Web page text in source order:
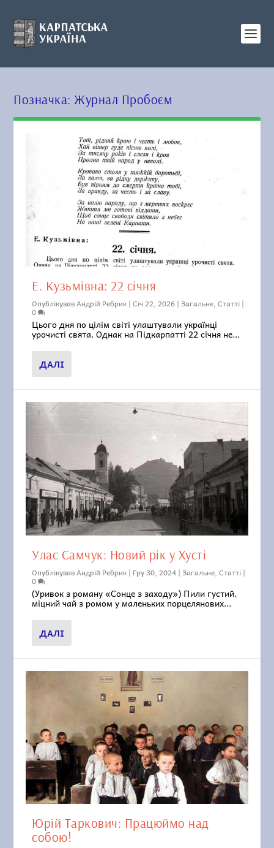
Позначка: Журнал Пробоєм
Е. Кузьмівна: 22 січня
ОпублікувавАндрій Ребрик |Січ 22, 2026 |Загальне,Статті |
0
Цього дня по цілім світі улаштували українці
урочисті свята. Однак на Підкарпатті 22 січня не...
ДАЛІ
Улас Самчук: Новий рік у Хусті
ОпублікувавАндрій Ребрик | Гру 30, 2024 |Загальне,Статті |
0
(Уривок з роману «Сонце з заходу») Пили густий,
міцний чай з ромом у маленьких порцелянових...
ДАЛІ
Юрій Таркович: Працюймо над
собою!